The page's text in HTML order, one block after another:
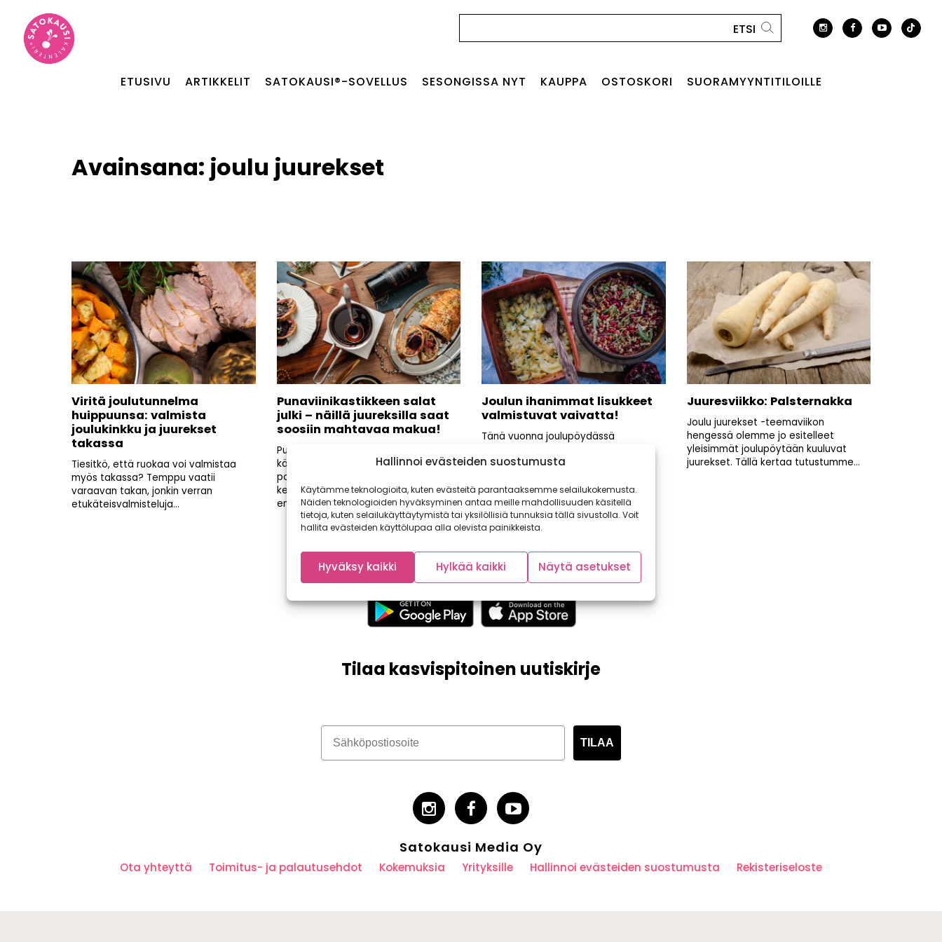
Hallinnoi evästeiden suostumusta
Käytämme teknologioita, kuten evästeitä parantaaksemme selailukokemusta.
Näiden teknologioiden hyväksyminen antaa meille mahdollisuuden käsitellä
tietoja, kuten selailukäyttäytymistä tai yksilöllisiä tunnuksia tällä sivustolla. Voit
hallita evästeiden käyttölupaa alla olevista painikkeista.
Hyväksy kaikki Hylkää kaikki Näytä asetukset
ETUSIVU ARTIKKELIT SATOKAUSI®-SOVELLUS SESONGISSA NYT KAUPPA OSTOSKORI SUORAMYYNTITILOILLE
Avainsana: joulu juurekset
Viritä joulutunnelma
huippuunsa: valmista
joulukinkku ja juurekset
takassa
Tiesitkö, että ruokaa voi valmistaa
myös takassa? Temppu vaatii
varaavan takan, jonkin verran
etukäteisvalmisteluja...
Punaviinikastikkeen salat
julki – näillä juureksilla saat
soosiin mahtavaa makua!
Punaviinikastikkeen maustamiseen
käytetään usein ainoastaan
porkkanaa ja sipulia. Satokausi-
keittiössä enemmän on kuitenkin
enemmän, joten...
Joulun ihanimmat lisukkeet
valmistuvat vaivatta!
Tänä vuonna joulupöydässä
mausta ei koskaan arvaisi niiden
Juuresviikko: Palsternakka
Joulu juurekset -teemaviikon
hengessä olemme jo esitelleet
yleisimmät joulupöytään kuuluvat
juurekset. Tällä kertaa tutustumme...
Tilaa kasvispitoinen uutiskirje
TILAA
Satokausi Media Oy
Ota yhteyttä Toimitus- ja palautusehdot Kokemuksia Yrityksille Hallinnoi evästeiden suostumusta Rekisteriseloste